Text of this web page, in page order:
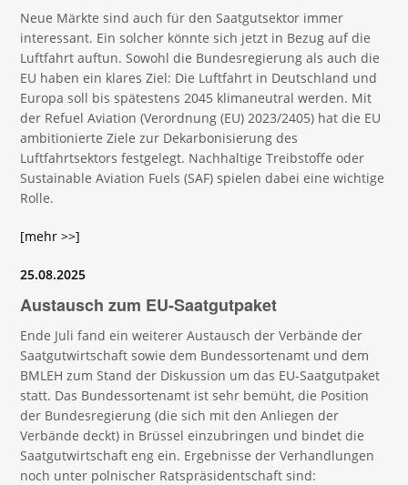
Neue Märkte sind auch für den Saatgutsektor immer
interessant. Ein solcher könnte sich jetzt in Bezug auf die
Luftfahrt auftun. Sowohl die Bundesregierung als auch die
EU haben ein klares Ziel: Die Luftfahrt in Deutschland und
Europa soll bis spätestens 2045 klimaneutral werden. Mit
der Refuel Aviation (Verordnung (EU) 2023/2405) hat die EU
ambitionierte Ziele zur Dekarbonisierung des
Luftfahrtsektors festgelegt. Nachhaltige Treibstoffe oder
Sustainable Aviation Fuels (SAF) spielen dabei eine wichtige
Rolle.
[mehr >>]
25.08.2025
Austausch zum EU-Saatgutpaket
Ende Juli fand ein weiterer Austausch der Verbände der
Saatgutwirtschaft sowie dem Bundessortenamt und dem
BMLEH zum Stand der Diskussion um das EU-Saatgutpaket
statt. Das Bundessortenamt ist sehr bemüht, die Position
der Bundesregierung (die sich mit den Anliegen der
Verbände deckt) in Brüssel einzubringen und bindet die
Saatgutwirtschaft eng ein. Ergebnisse der Verhandlungen
noch unter polnischer Ratspräsidentschaft sind: